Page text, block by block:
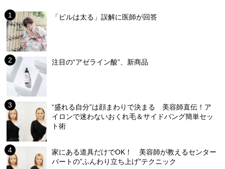
「ピルは太る」誤解に医師が回答
注目の“アゼライン酸”、新商品
“盛れる自分”は顔まわりで決まる 美容師直伝！ア
イロンで迷わないおくれ毛＆サイドバング簡単セッ
ト術
家にある道具だけでOK！ 美容師が教えるセンター
パートの”ふんわり立ち上げ”テクニック